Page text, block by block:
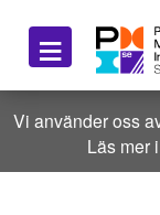
≡
Vi använder oss
Läs mer